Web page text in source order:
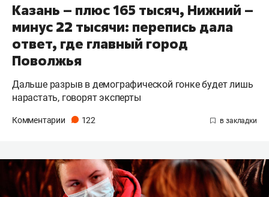
Казань – плюс 165 тысяч, Нижний –
минус 22 тысячи: перепись дала
ответ, где главный город
Поволжья
Дальше разрыв в демографической гонке будет лишь
нарастать, говорят эксперты
Комментарии 122